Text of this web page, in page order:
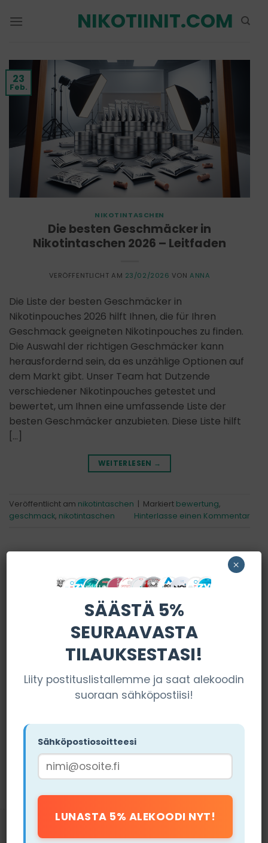
Inhalt
NIKOTIINIT.COM
23
Feb.
NIKOTINTASCHEN
Die besten Geschmäcker in
Nikotintaschen 2026 – Leitfaden
VERÖFFENTLICHT AM 23/02/2026 VONANNA
Die Liste der besten Geschmäcker in
Nikotinpouches 2026 hilft Ihnen, die für Ihren
Geschmack geeigneten Nikotinpouches zu finden.
Die Auswahl der richtigen Geschmäcker kann
herausfordernd sein, da es unzählige Optionen auf
dem Markt gibt. Unser Team hat Dutzende
verschiedener Nikotinpouches getestet und
bewertet, um Ihnen eine umfassende Liste der
besten Geschmäcker anzubieten. Diese Liste hilft
[…]
WEITERLESEN →
Veröffentlicht am nikotintaschen | Markiert bewertung,
geschmack, nikotintaschen Hinterlasse einen Kommentar
SUOSITUT MYYMÄLÄT
Miamisnus
Tilausehdot pätevät (Käytä
koodia "NIKOTIINIT15")
SIVUSTOLLA
Tilausehdot pätevät (Käytä
SÄÄSTÄ 5%
SEURAAVASTA
TILAUKSESTASI!
Liity postituslistallemme ja saat alekoodin
suoraan sähköpostiisi!
Sähköpostiosoitteesi
×